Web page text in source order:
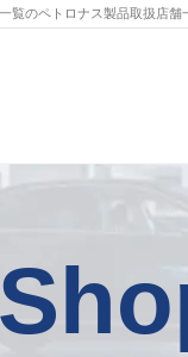
覧のペトロナス製品取扱店